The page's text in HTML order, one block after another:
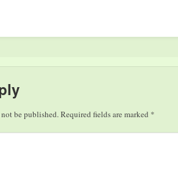
Zeitungsmuseum ab Dienstag,
be published.Required fields are marked *